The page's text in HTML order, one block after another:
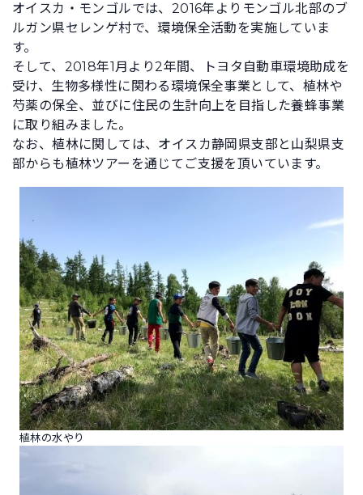
オイスカ・モンゴルでは、2016年よりモンゴル北部のブ
ルガン県セレンゲ村で、環境保全活動を実施していま
す。
そして、2018年1月より2年間、トヨタ自動車環境助成を
受け、生物多様性に関わる環境保全事業として、植林や
芍薬の保全、並びに住民の生計向上を目指した養蜂事業
に取り組みました。
なお、植林に関しては、オイスカ静岡県支部と山梨県支
部からも植林ツアーを通じてご支援を頂いています。
植林の水やり